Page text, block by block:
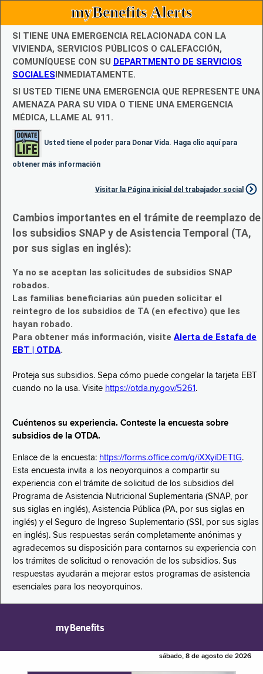
myBenefits Alerts
SI TIENE UNA EMERGENCIA RELACIONADA CON LA
VIVIENDA, SERVICIOS PÚBLICOS O CALEFACCIÓN,
COMUNÍQUESE CON SU DEPARTMENTO DE SERVICIOS
SOCIALESINMEDIATAMENTE.
SI USTED TIENE UNA EMERGENCIA QUE REPRESENTE UNA
AMENAZA PARA SU VIDA O TIENE UNA EMERGENCIA
MÉDICA, LLAME AL 911.
Usted tiene el poder para Donar Vida. Haga clic aquí para
obtener más información
Visitar la Página inicial del trabajador social
Cambios importantes en el trámite de reemplazo de
los subsidios SNAP y de Asistencia Temporal (TA,
por sus siglas en inglés):
Ya no se aceptan las solicitudes de subsidios SNAP
robados.
Las familias beneficiarias aún pueden solicitar el
reintegro de los subsidios de TA (en efectivo) que les
hayan robado.
Para obtener más información, visite Alerta de Estafa de
EBT | OTDA.
Proteja sus subsidios. Sepa cómo puede congelar la tarjeta EBT
cuando no la usa. Visite https://otda.ny.gov/5261 .
Cuéntenos su experiencia. Conteste la encuesta sobre
subsidios de la OTDA.
Enlace de la encuesta: https://forms.office.com/g/iXXyiDETtG.
Esta encuesta invita a los neoyorquinos a compartir su
experiencia con el trámite de solicitud de los subsidios del
Programa de Asistencia Nutricional Suplementaria (SNAP, por
sus siglas en inglés), Asistencia Pública (PA, por sus siglas en
inglés) y el Seguro de Ingreso Suplementario (SSI, por sus siglas
en inglés). Sus respuestas serán completamente anónimas y
agradecemos su disposición para contarnos su experiencia con
los trámites de solicitud o renovación de los subsidios. Sus
respuestas ayudarán a mejorar estos programas de asistencia
esenciales para los neoyorquinos.
myBenefits
sábado, 8 de agosto de 2026